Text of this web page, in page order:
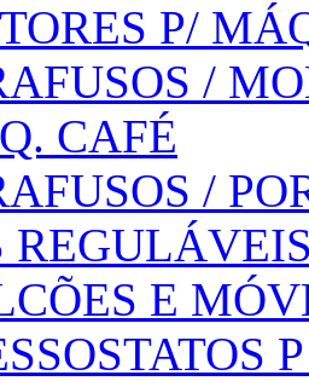
P/
/
CAFÉ
/
E